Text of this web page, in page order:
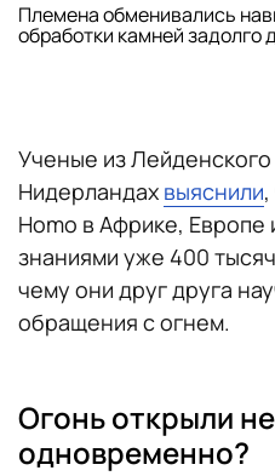
Племена обменивались
обработки камней задолго
Ученые из
Нидерландах выяснили
Homo в Африке, Европе
знаниями уже 400
чему они друг друга
обращения с огнем.
Огонь открыли
одновременно?